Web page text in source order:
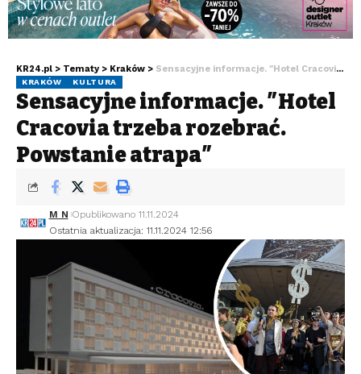
KR24.pl > Tematy > Kraków > Sensacyjne informacje. ″Hotel Cracovia trzeba rozebrać. Powstanie atrapa″
KRAKÓW KULTURA
Sensacyjne informacje. ″Hotel
Cracovia trzeba rozebrać.
Powstanie atrapa″
Ostatnia aktualizacja: 11.11.2024 12:56
M N Opublikowano 11.11.2024